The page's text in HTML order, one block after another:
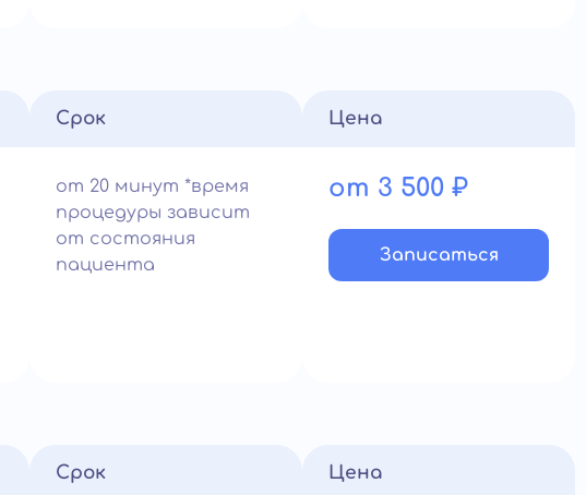
Срок
от 20 минут *время
процедуры зависит
от состояния
пациента
Цена
от 3 500 ₽
Записатьcя
Срок Цена